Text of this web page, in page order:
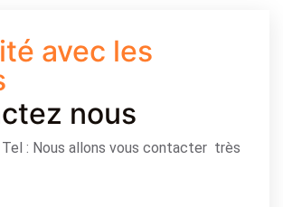
avec les
nous
: Nous allons vous contacter très